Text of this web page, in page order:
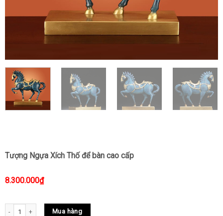
Tượng Ngựa Xích Thố để bàn cao cấp
8.300.000₫
Tượng Ngựa Xích Thố để bàn cao cấp quantity
Mua hàng